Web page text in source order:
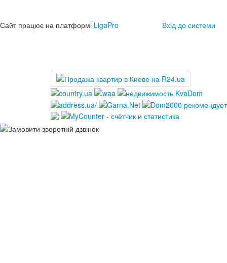
Сайт працює на платформі LigaPro Вхід до системи